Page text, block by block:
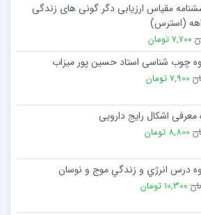
مقیاس ارزیابی دگر گونی های زندگی
(استرس)
7,700 تومان
چوب شناسی استاد حسين پور ميزاب
7,900 تومان
معرفی اشکال رایج دارویی
8,800 تومان
درس انرژي و زندگي موج و نوسان
10,300 تومان